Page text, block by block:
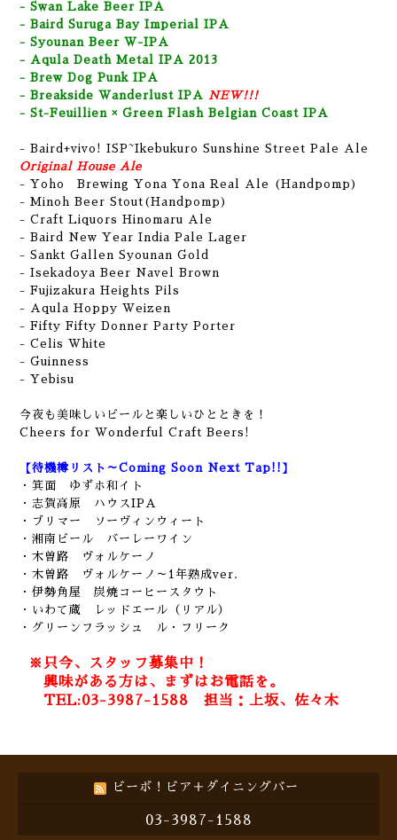
- Swan Lake Beer IPA
- Baird Suruga Bay Imperial IPA
- Syounan Beer W-IPA
- Aqula Death Metal IPA 2013
- Brew Dog Punk IPA
- Breakside Wanderlust IPA NEW!!!
- St-Feuillien × Green Flash Belgian Coast IPA
- Baird+vivo! ISP~Ikebukuro Sunshine Street Pale Ale
Original House Ale
- Yoho Brewing Yona Yona Real Ale (Handpomp)
- Minoh Beer Stout(Handpomp)
- Craft Liquors Hinomaru Ale
- Baird New Year India Pale Lager
- Sankt Gallen Syounan Gold
- Isekadoya Beer Navel Brown
- Fujizakura Heights Pils
- Aqula Hoppy Weizen
- Fifty Fifty Donner Party Porter
- Celis White
- Guinness
- Yebisu
今夜も美味しいビールと楽しいひとときを！
Cheers for Wonderful Craft Beers!
【待機樽リスト～Coming Soon Next Tap!!】
・箕面 ゆずホ和イト
・志賀高原 ハウスIPA
・ブリマー ソーヴィンウィート
・ 湘南ビール バーレーワイン
・木曽路 ヴォルケーノ
・木曽路 ヴォルケーノ～1年熟成ver.
・伊勢角屋 炭焼コーヒースタウト
・いわて蔵 レッドエール（リアル）
・グリーンフラッシュ ル・フリーク
※只今、スタッフ募集中！
興味がある方は、まずはお電話を。
TEL:03-3987-1588 担当：上坂、佐々木
ビーボ！ビア＋ダイニングバー
03-3987-1588